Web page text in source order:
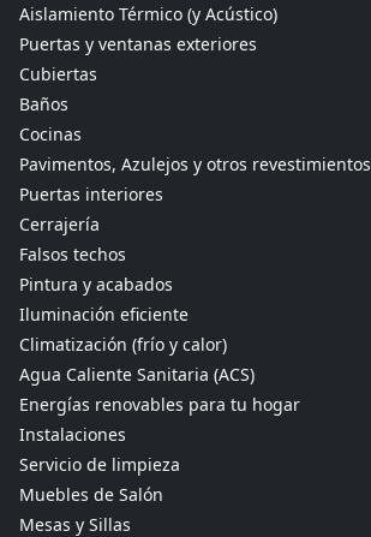
Aislamiento Térmico (y Acústico)
Puertas y ventanas exteriores
Cubiertas
Baños
Cocinas
Pavimentos, Azulejos y otros revestimientos
Puertas interiores
Cerrajería
Falsos techos
Pintura y acabados
Iluminación eficiente
Climatización (frío y calor)
Agua Caliente Sanitaria (ACS)
Energías renovables para tu hogar
Instalaciones
Servicio de limpieza
Muebles de Salón
Mesas y Sillas